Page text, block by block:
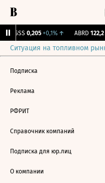
RGSS 0,205 +0,1%↑ ABRD 122,2
Ситуация на топливном
Подписка
Реклама
РФРИТ
Справочник компаний
Подписка для юр.лиц
О компании